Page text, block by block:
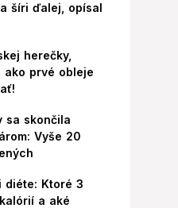
šíri ďalej, opísal
herečky,
ako prvé obleje
sa skončila
Vyše 20
diéte: Ktoré 3
a aké